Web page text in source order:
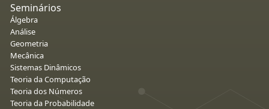
Seminários
Álgebra
Análise
Geometria
Mecânica
Sistemas Dinâmicos
Teoria da Computação
Teoria dos Números
Teoria da Probabilidade